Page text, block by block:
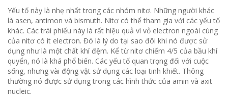
Yếu tố này là nhẹ nhất trong các nhóm nitơ. Những người khác
là asen, antimon và bismuth. Nitơ có thể tham gia với các yếu tố
khác. Các trái phiếu này là rất hiệu quả vì vỏ electron ngoài cùng
của nitơ có ít electron. Đó là lý do tại sao đôi khi nó được sử
dụng như là một chất khí đệm. Kể từ nitơ chiếm 4/5 của bầu khí
quyển, nó là khá phổ biến. Các yếu tố quan trọng đối với cuộc
sống, nhưng vài động vật sử dụng các loại tinh khiết. Thông
thường nó được sử dụng trong các hình thức của amin và axit
nucleic.